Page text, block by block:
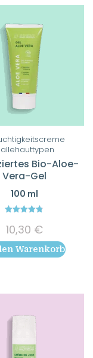
Bio-Aloe-
Vera-Gel
100 ml
out of 5
10,30 €
Warenkorb